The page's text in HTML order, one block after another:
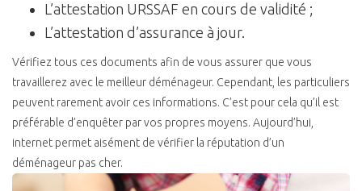
L’attestation URSSAF en cours de validité ;
L’attestation d’assurance à jour.
Vérifiez tous ces documents afin de vous assurer que vous
travaillerez avec le meilleur déménageur. Cependant, les particuliers
peuvent rarement avoir ces informations. C’est pour cela qu’il est
préférable d’enquêter par vos propres moyens. Aujourd’hui,
internet permet aisément de vérifier la réputation d’un
déménageur pas cher.